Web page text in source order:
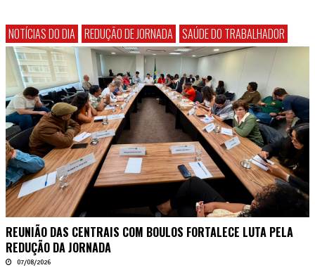
NOTÍCIAS DO DIA REDUÇÃO DE JORNADA SAÚDE DO TRABALHADOR
REUNIÃO DAS CENTRAIS COM BOULOS FORTALECE LUTA PELA
REDUÇÃO DA JORNADA
07/08/2026